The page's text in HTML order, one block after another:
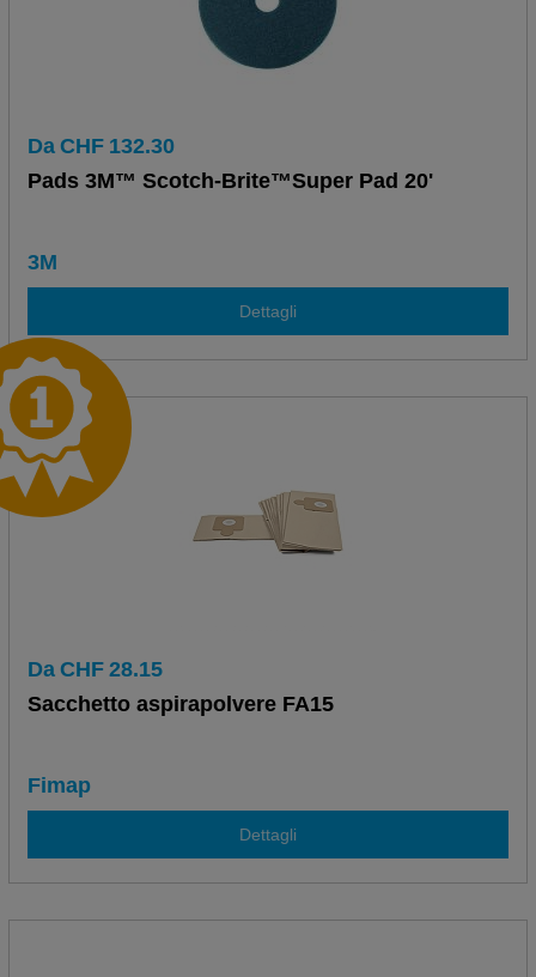
Da CHF 132.30
Pads 3M™ Scotch-Brite™Super Pad 20'
3M
Dettagli
Da CHF 28.15
Sacchetto aspirapolvere FA15
Fimap
Dettagli